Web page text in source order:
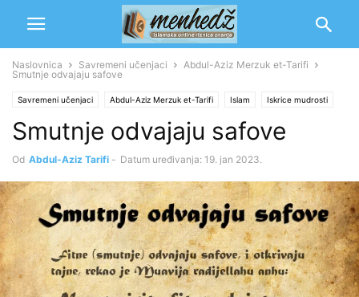
Naslovnica Savremeni učenjaci
Abdul-Aziz Merzuk et-Tarifi
Smutnje odvajaju safove
Savremeni učenjaci Abdul-Aziz Merzuk et-Tarifi Islam Iskrice mudrosti
Smutnje odvajaju safove
Od Abdul-Aziz Tarifi - Datum uređivanja: 19. jan 2023.